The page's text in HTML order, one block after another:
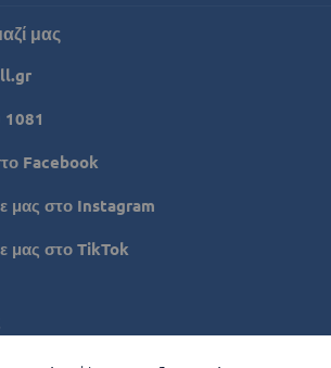
μας
1081
Facebook
μας στο Instagram
μας στο TikTok